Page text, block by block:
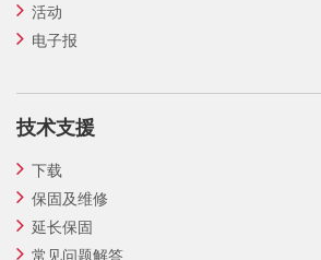
活动
电子报
技术支援
下载
保固及维修
延长保固
常见问题解答